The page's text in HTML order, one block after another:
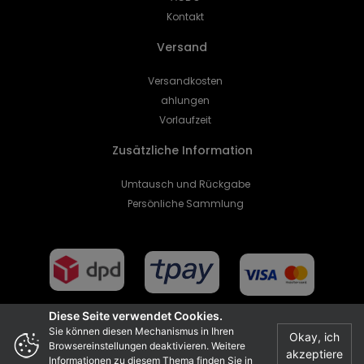
Kontakt
Versand
Versandkosten
ahlungen
Vorlaufzeit
Zusätzliche Information
Umtausch und Rückgabe
Persönliche Sammlung
Projekt i realizacja
Diese Seite verwendet Cookies.
Sie können diesen Mechanismus in Ihren
Browsereinstellungen deaktivieren. Weitere
Informationen zu diesem Thema finden Sie in
Okay, ich
akzeptiere